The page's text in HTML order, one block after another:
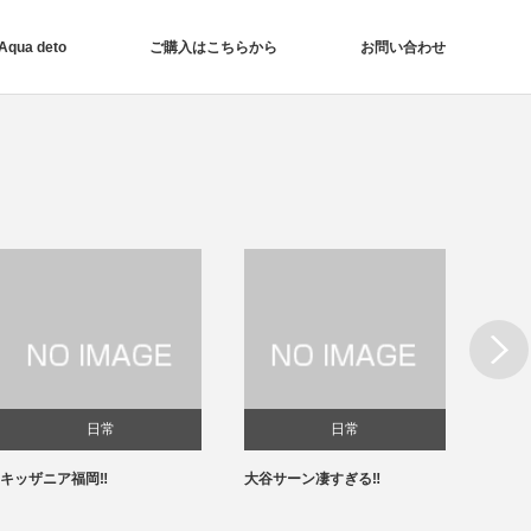
deto ご購入はこちらから お問い合わせ
日常
キッザニア福岡‼️
日常
大谷サーン凄すぎる‼️
Next